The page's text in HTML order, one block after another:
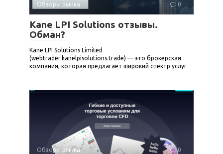
Обзоры рынка 0
Kane LPI Solutions отзывы.
Обман?
Kane LPI Solutions Limited
(webtrader.kanelpisolutions.trade) — это брокерская
компания, которая предлагает широкий спектр услуг
Обзоры рынка 0